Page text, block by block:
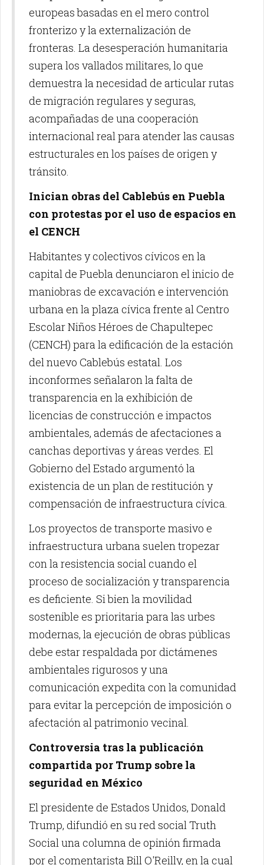
europeas basadas en el mero control
fronterizo y la externalización de
fronteras. La desesperación humanitaria
supera los vallados militares, lo que
demuestra la necesidad de articular rutas
de migración regulares y seguras,
acompañadas de una cooperación
internacional real para atender las causas
estructurales en los países de origen y
tránsito.
Inician obras del Cablebús en Puebla
con protestas por el uso de espacios en
el CENCH
Habitantes y colectivos cívicos en la
capital de Puebla denunciaron el inicio de
maniobras de excavación e intervención
urbana en la plaza cívica frente al Centro
Escolar Niños Héroes de Chapultepec
(CENCH) para la edificación de la estación
del nuevo Cablebús estatal. Los
inconformes señalaron la falta de
transparencia en la exhibición de
licencias de construcción e impactos
ambientales, además de afectaciones a
canchas deportivas y áreas verdes. El
Gobierno del Estado argumentó la
existencia de un plan de restitución y
compensación de infraestructura cívica.
Los proyectos de transporte masivo e
infraestructura urbana suelen tropezar
con la resistencia social cuando el
proceso de socialización y transparencia
es deficiente. Si bien la movilidad
sostenible es prioritaria para las urbes
modernas, la ejecución de obras públicas
debe estar respaldada por dictámenes
ambientales rigurosos y una
comunicación expedita con la comunidad
para evitar la percepción de imposición o
afectación al patrimonio vecinal.
Controversia tras la publicación
compartida por Trump sobre la
seguridad en México
El presidente de Estados Unidos, Donald
Trump, difundió en su red social Truth
Social una columna de opinión firmada
por el comentarista Bill O'Reilly, en la cual